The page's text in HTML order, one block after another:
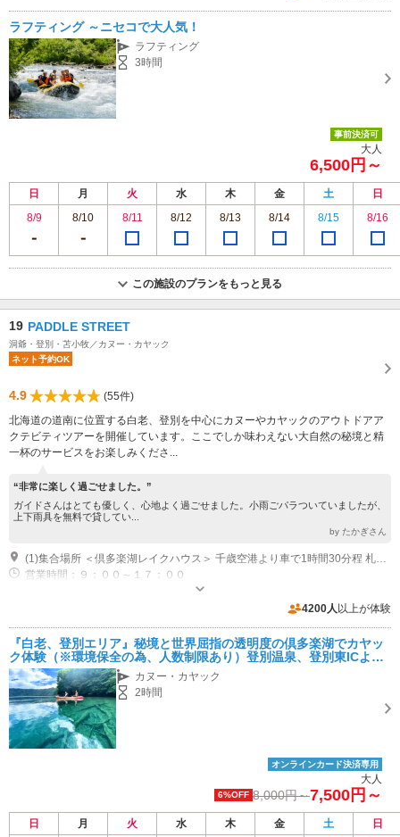
ラフティング ～ニセコで大人気！
ラフティング
3時間
事前決済可
大人
6,500円～
日 月 火 水 木 金 土
日
8/9
8/10 8/11 8/12 8/13 8/14 8/15 8/16
この施設のプランをもっと見る
19 PADDLE STREET
洞爺・登別・苫小牧／カヌー・カヤック
ネット予約OK
4.9
(55件)
北海道の道南に位置する白老、登別を中心にカヌーやカヤックのアウトドアア
クテビティツアーを開催しています。ここでしか味わえない大自然の秘境と精
一杯のサービスをお楽しみくださ...
“非常に楽しく過ごせました。”
ガイドさんはとても優しく、心地よく過ごせました。小雨ごパラついていましたが、
上下雨具を無料で貸してい...
by たかぎさん
(1)集合場所 ＜倶多楽湖レイクハウス＞ 千歳空港より車で1時間30分程 札幌市内より車で2時間15分程 登別温泉より車で10分程 (有料高速道路利用時) JRやバスなどの交通機関をご利用の場合は、現地までタクシーなどでお越し下さい。
営業時間：９：００～１７：００
4200人 以上が体験
『白老、登別エリア』秘境と世界屈指の透明度の倶多楽湖でカヤッ
ク体験（※環境保全の為、人数制限あり）登別温泉、登別東ICより
車で15分。ファミリーやカップルにもオススメ！
カヌー・カヤック
2時間
オンラインカード決済専用
大人
6%OFF 8,000円～7,500円～
日 月 火 水 木 金 土
日